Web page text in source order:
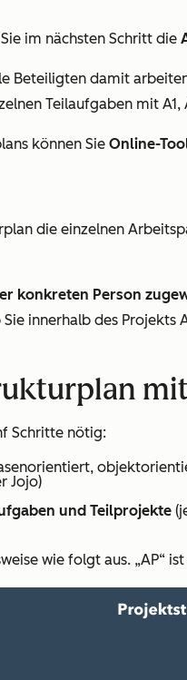
Sie im nächsten Schritt die
Beteiligten damit
Teilaufgaben mit
können Sie Online-
die einzelnen
konkreten Person
innerhalb des
Schritte nötig:
Jojo)
und Teilprojekte
wie folgt aus. „AP“